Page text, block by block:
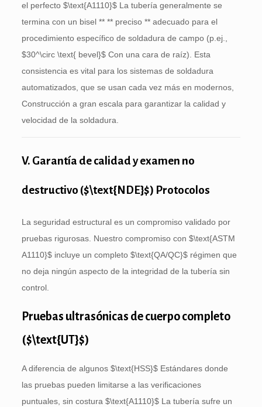
el perfecto $\text{A1110}$La tubería generalmente se
termina con un bisel ** ** preciso ** adecuado para el
procedimiento específico de soldadura de campo (p.ej.,
$30^\circ \text{ bevel}$Con una cara de raíz). Esta
consistencia es vital para los sistemas de soldadura
automatizados, que se usan cada vez más en modernos,
Construcción a gran escala para garantizar la calidad y
velocidad de la soldadura.
V. Garantía de calidad y examen no
destructivo ($\text{NDE}$) Protocolos
La seguridad estructural es un compromiso validado por
pruebas rigurosas. Nuestro compromiso con $\text{ASTM
A1110}$incluye un completo $\text{QA/QC}$régimen que
no deja ningún aspecto de la integridad de la tubería sin
control.
Pruebas ultrasónicas de cuerpo completo
($\text{UT}$)
A diferencia de algunos $\text{HSS}$Estándares donde
las pruebas pueden limitarse a las verificaciones
puntuales, sin costura $\text{A1110}$La tubería sufre un